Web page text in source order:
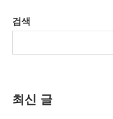
검색
최신 글